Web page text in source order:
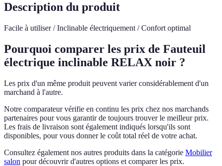
Description du produit
Facile à utiliser / Inclinable électriquement / Confort optimal
Pourquoi comparer les prix de Fauteuil
électrique inclinable RELAX noir ?
Les prix d'un même produit peuvent varier considérablement d'un
marchand à l'autre.
Notre comparateur vérifie en continu les prix chez nos marchands
partenaires pour vous garantir de toujours trouver le meilleur prix.
Les frais de livraison sont également indiqués lorsqu'ils sont
disponibles, pour vous donner le coût total réel de votre achat.
Consultez également nos autres produits dans la catégorie Mobilier
salon pour découvrir d'autres options et comparer les prix.